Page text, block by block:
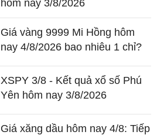
hôm nay 3/8/2026
Giá vàng 9999 Mi Hồng hôm
nay 4/8/2026 bao nhiêu 1 chỉ?
XSPY 3/8 - Kết quả xổ số Phú
Yên hôm nay 3/8/2026
Giá xăng dầu hôm nay 4/8: Tiếp